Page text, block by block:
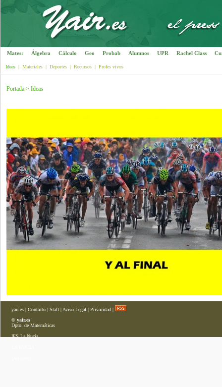
Mates: Álgebra Cálculo Geo Probab Alumnos UPR Rachel Class
Ideas | Materiales | Deportes | Recursos | Profes vivos
Portada > Ideas
yair.es | Contacto | Staff| Aviso Legal | Privacidad |
© yair.es
Dpto. de Matemáticas
IES La Nucía